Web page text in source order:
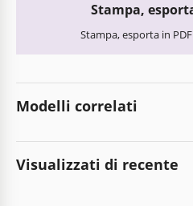
Stampa,
Stampa, esporta in
Modelli correlati
Visualizzati di recente